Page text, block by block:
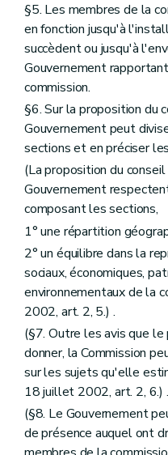
Section
Art. 243
Section
Art. 244
Section
Section
Art. 246
Section
Art. 247
Section
Art. 248
Section
Art. 249
Section
Art. 250
Section 2 De la
Art. 251
Art. 252
Art. 253
Chapitre premier
Section
Art. 254
Art. 255
Section 2 De l'octroi de
Art. 256 à
Section 3 Des
Art. 259/1
Art. 259/2
§5. Les membres de la
en fonction jusqu'à
succèdent ou jusqu'à
Gouvernement
commission.
§6. Sur la proposition du
Gouvernement peut
sections et en préciser
(La proposition du
Gouvernement
composant les sections,
1° une répartition
2° un équilibre dans la
sociaux, économiques,
environnementaux de la
2002, art. 2, 5.) .
(§7. Outre les avis que
donner, la Commission
sur les sujets qu'elle
18 juillet 2002, art. 2, 6.) .
(§8. Le Gouvernement
de présence auquel ont